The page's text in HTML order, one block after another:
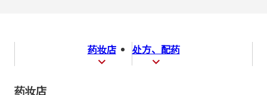
药妆店 处方、配药
药妆店